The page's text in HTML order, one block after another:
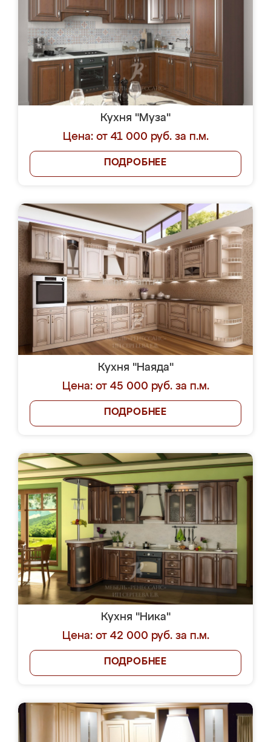
Кухня "Муза"
Цена: от 41 000 руб. за п.м.
ПОДРОБНЕЕ
Кухня "Наяда"
Цена: от 45 000 руб. за п.м.
ПОДРОБНЕЕ
Кухня "Ника"
Цена: от 42 000 руб. за п.м.
ПОДРОБНЕЕ